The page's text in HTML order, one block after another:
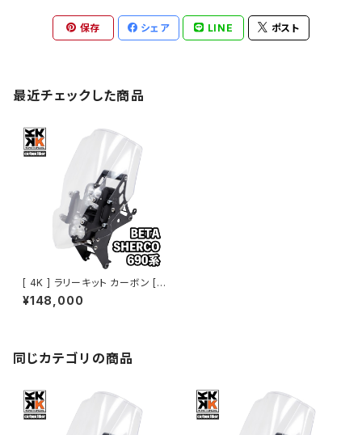
保存 シェア LINE ポスト
最近チェックした商品
[ 4K ] ラリーキット カーボン [
BETA、SHERCO、KTM～201
3、KTM690系 ]
¥148,000
同じカテゴリの商品